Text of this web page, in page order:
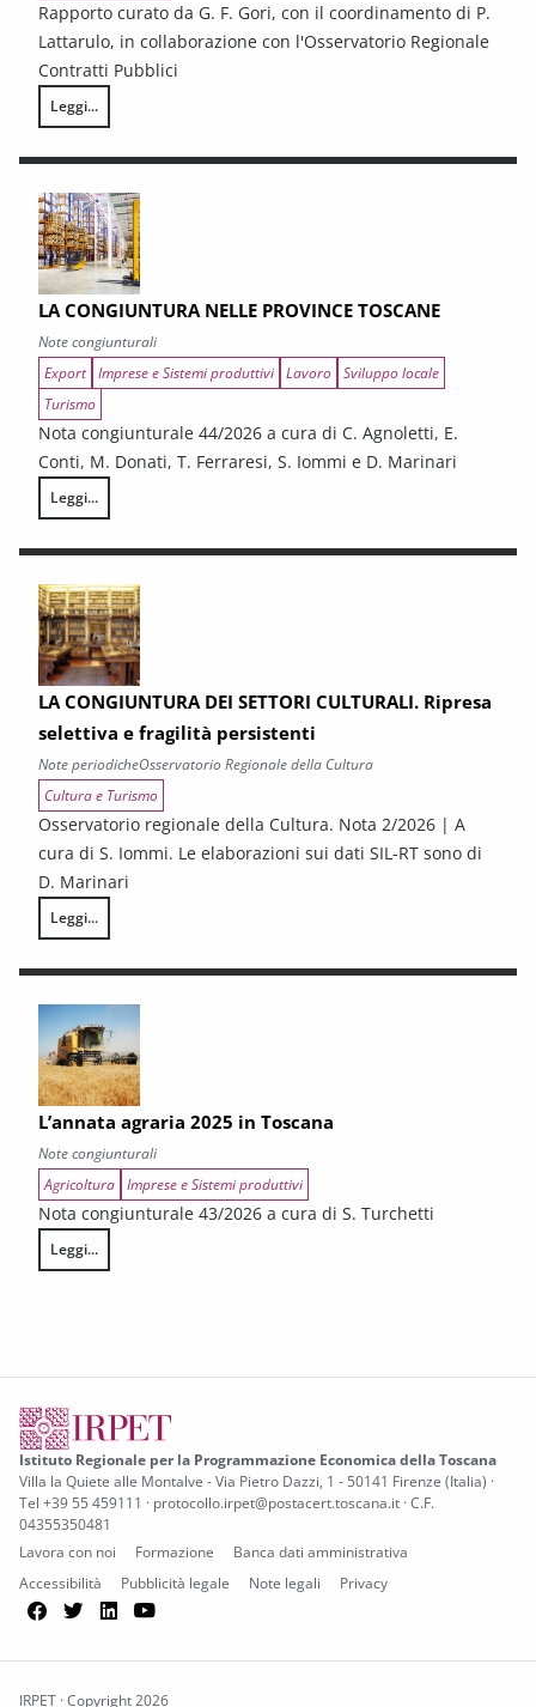
Rapporto curato da G. F. Gori, con il coordinamento di P.
Lattarulo, in collaborazione con l'Osservatorio Regionale
Contratti Pubblici
Leggi...
I CONTRATTI PUBBLICI AL TERMINE DEL PNRR – Andamento
LA CONGIUNTURA NELLE PROVINCE TOSCANE
Note congiunturali
Export Imprese e Sistemi produttivi Lavoro Sviluppo locale
Turismo
Nota congiunturale 44/2026 a cura di C. Agnoletti, E.
Conti, M. Donati, T. Ferraresi, S. Iommi e D. Marinari
Leggi...
LA CONGIUNTURA NELLE PROVINCE TOSCANE
LA CONGIUNTURA DEI SETTORI CULTURALI. Ripresa
selettiva e fragilità persistenti
Note periodicheOsservatorio Regionale della Cultura
Cultura e Turismo
Osservatorio regionale della Cultura. Nota 2/2026 | A
cura di S. Iommi. Le elaborazioni sui dati SIL-RT sono di
D. Marinari
Leggi...
LA CONGIUNTURA DEI SETTORI CULTURALI. Ripresa selettiva e
L’annata agraria 2025 in Toscana
Note congiunturali
Agricoltura Imprese e Sistemi produttivi
Nota congiunturale 43/2026 a cura di S. Turchetti
Leggi...
L’annata agraria 2025 in Toscana
Istituto Regionale per la Programmazione Economica della Toscana
Villa la Quiete alle Montalve - Via Pietro Dazzi, 1 - 50141 Firenze (Italia) ·
Tel +39 55 459111 · protocollo.irpet@postacert.toscana.it · C.F.
04355350481
Lavora con noi
Formazione
Banca dati amministrativa
Accessibilità
Pubblicità legale Note legali Privacy
Facebook
TwitterLinkedIn
IRPET · Copyright 2026